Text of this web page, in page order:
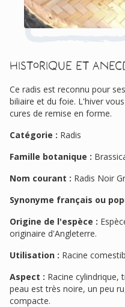
Historique et
Ce radis est reconnu pour
biliaire et du foie. L'hiver
cures de remise en forme.
Catégorie : Radis
Famille botanique :
Nom courant : Radis Noir
Synonyme français ou
Origine de l'espèce :
originaire d'Angleterre.
Utilisation : Racine
Aspect : Racine cylindrique,
peau est très noire, un peu
compacte.